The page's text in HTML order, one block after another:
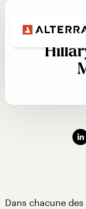
Au-
Dans chacune